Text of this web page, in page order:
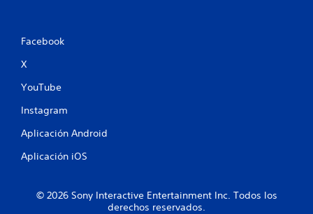
Facebook
X
YouTube
Instagram
Aplicación Android
Aplicación iOS
© 2026 Sony Interactive Entertainment Inc. Todos los
derechos reservados.